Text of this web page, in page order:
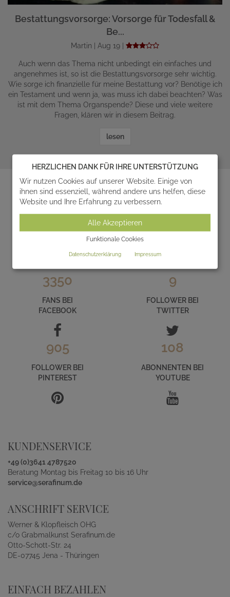
Bestattungsvorsorge: Vorsorge für Todesfall &
Be...
Martin | Aug 19 |
Auch wenn das Thema nicht unbedingt ein einfaches und
angenehmes ist, so ist die Bestattungsvorsorge sehr wichtig.
Wie sorge ich finanzielle für meine Bestattung vor? Benötige ich
ein Testament und wenn ja, was muss ich dabei beachten? Was
ist mit dem Thema Organspende? Diese und viele weitere
Fragen, klären wir in diesem Beitrag.
lesen
zum Ratgeber
LERNEN SIE SERAFINUM IM INTERNET
KENNEN
Kanälen
3350
FANS BEI
FACEBOOK
9
FOLLOWER BEI
TWITTER
905
FOLLOWER BEI
PINTEREST
108
ABONNENTEN BEI
YOUTUBE
KUNDENSERVICE
+49 (0)3641 4787520
Beratung Montag bis Freitag 10 bis 16 Uhr
service@serafinum.de
ANSCHRIFT SERVICE
Werner & Klopfleisch OHG
c/o Grabmalkunst Serafinum.de
Otto-Schott-Str. 24
DE-07745 Jena - Thüringen
EINFACH BEZAHLEN
HERZLICHEN DANK FÜR IHRE UNTERSTÜTZUNG
Wir nutzen Cookies auf unserer Website. Einige von
ihnen sind essenziell, während andere uns helfen, diese
Website und Ihre Erfahrung zu verbessern.
Alle Akzeptieren
Funktionale Cookies
Datenschutzerklärung Impressum